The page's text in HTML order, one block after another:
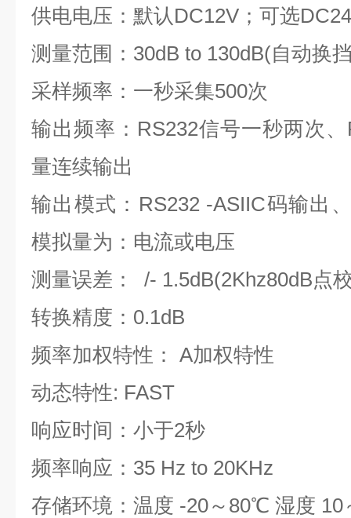
供电电压：默认DC12V；可选
测量范围：30dB to 130dB(自动换
采样频率：一秒采集500次
输出频率：RS232信号一秒两次
量连续输出
输出模式：RS232 -ASIIC码输出
模拟量为：电流或电压
测量误差： /- 1.5dB(2Khz80dB点
转换精度：0.1dB
频率加权特性： A加权特性
动态特性: FAST
响应时间：小于2秒
频率响应：35 Hz to 20KHz
存储环境：温度 -20～80℃ 湿度 10